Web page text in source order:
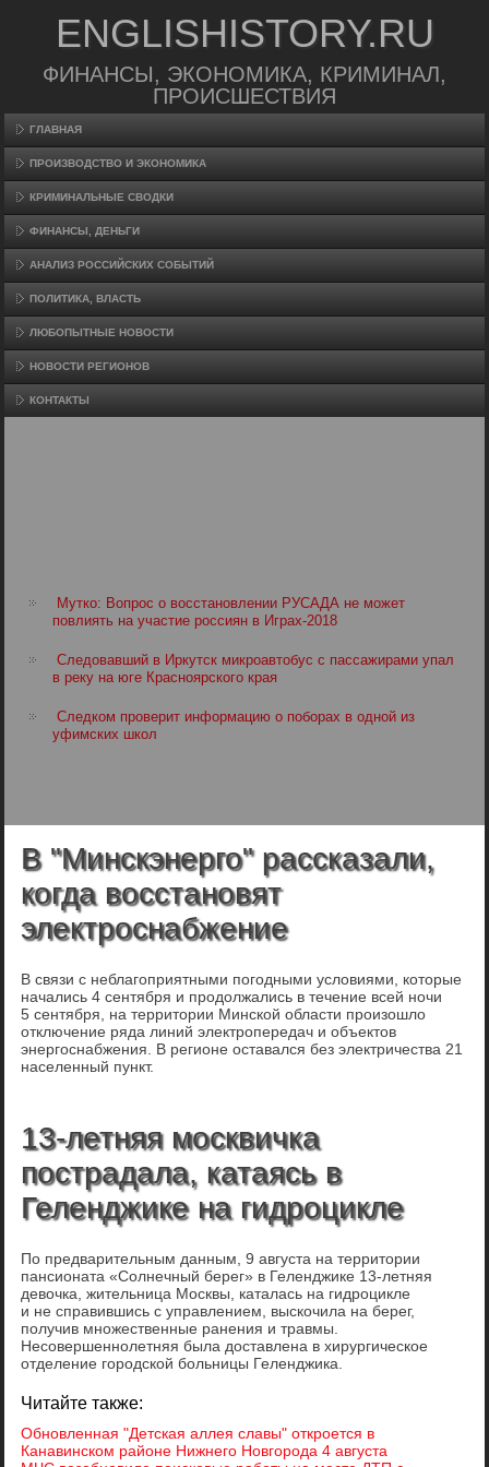
ENGLISHISTORY.RU
ФИНАНСЫ, ЭКОНОМИКА, КРИМИНАЛ,
ПРОИСШЕСТВИЯ
ГЛАВНАЯ
ПРОИЗВΟДСТВО И ЭКОНОМИКА
КРИМИНАЛЬНЫЕ СВОДКИ
ФИНАНСЫ, ДЕНЬГИ
АНАЛИЗ РОССИЙСКИХ СОБЫТИЙ
ПОЛИТИКА, ВЛАСТЬ
ЛЮБОПЫТНЫЕ НОВОСТИ
НОВОСТИ РЕГИОНОВ
КОНТАКТЫ
Мутко: Вопрос о восстановлении РУСАДА не может
повлиять на участие россиян в Играх-2018
Следовавший в Иркутск микроавтобус с пассажирами упал
в реку на юге Красноярского края
Следком проверит информацию о поборах в одной из
уфимских школ
В "Минскэнерго" рассказали,
когда восстановят
электроснабжение
В связи с неблагоприятными погодными условиями, которые
начались 4 сентября и продолжались в течение всей ночи
5 сентября, на территории Минской области произошло
отключение ряда линий электропередач и объектов
энергоснабжения. В регионе оставался без электричества 21
населенный пункт.
13-летняя москвичка
пострадала, катаясь в
Геленджике на гидроцикле
По предварительным данным, 9 августа на территории
пансионата «Солнечный берег» в Геленджике 13-летняя
девочка, жительница Москвы, каталась на гидроцикле
и не справившись с управлением, выскочила на берег,
получив множественные ранения и травмы.
Несовершеннолетняя была доставлена в хирургическое
отделение городской больницы Геленджика.
Читайте также:
Обновленная "Детская аллея славы" откроется в
Канавинском районе Нижнего Новгорода 4 августа